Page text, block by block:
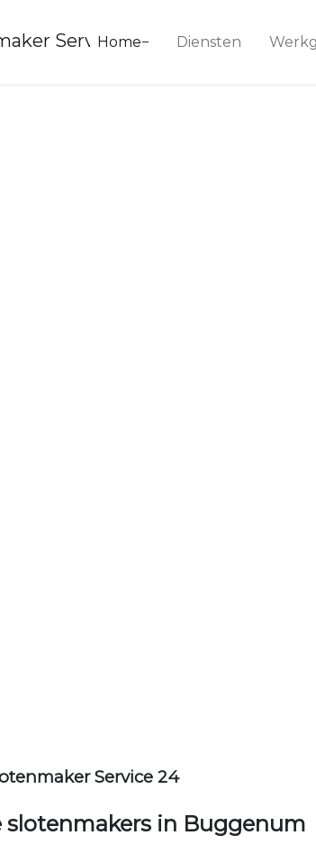
Service 24
Home Diensten
Service 24
slotenmakers in Buggenum